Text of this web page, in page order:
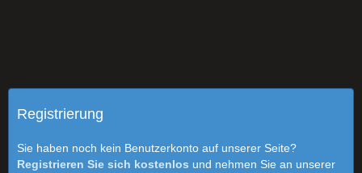
Registrierung
Sie haben noch kein Benutzerkonto auf unserer Seite?
Registrieren Sie sich kostenlos und nehmen Sie an unserer